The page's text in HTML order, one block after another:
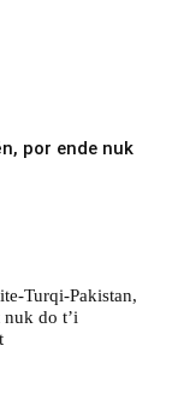
por ende nuk
Turqi-Pakistan,
do t’i